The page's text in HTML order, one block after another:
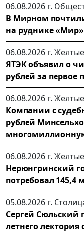
06.08.2026 г.
В Мирном
на руднике «Мир»
06.08.2026 г.
ЯТЭК объявил о
рублей за первое
06.08.2026 г.
Компании с
рублей
06.08.2026 г.
Нерюнгринский
потребовал
05.08.2026 г.
Сергей Сюльский
летнего